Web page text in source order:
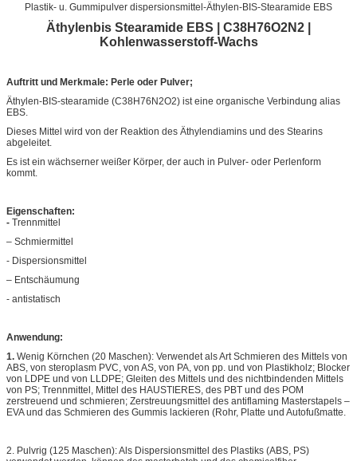
Plastik- u. Gummipulver dispersionsmittel-Äthylen-BIS-Stearamide EBS
Äthylenbis Stearamide EBS | C38H76O2N2 |
Kohlenwasserstoff-Wachs
Auftritt und Merkmale: Perle oder Pulver;
Äthylen-BIS-stearamide (C38H76N2O2) ist eine organische Verbindung alias
EBS.
Dieses Mittel wird von der Reaktion des Äthylendiamins und des Stearins
abgeleitet.
Es ist ein wächserner weißer Körper, der auch in Pulver- oder Perlenform
kommt.
Eigenschaften:
- Trennmittel
– Schmiermittel
- Dispersionsmittel
– Entschäumung
- antistatisch
Anwendung:
1. Wenig Körnchen (20 Maschen): Verwendet als Art Schmieren des Mittels von
ABS, von steroplasm PVC, von AS, von PA, von pp. und von Plastikholz; Blocker
von LDPE und von LLDPE; Gleiten des Mittels und des nichtbindenden Mittels
von PS; Trennmittel, Mittel des HAUSTIERES, des PBT und des POM
zerstreuend und schmieren; Zerstreuungsmittel des antiflaming Masterstapels –
EVA und das Schmieren des Gummis lackieren (Rohr, Platte und Autofußmatte.
2. Pulvrig (125 Maschen): Als Dispersionsmittel des Plastiks (ABS, PS)